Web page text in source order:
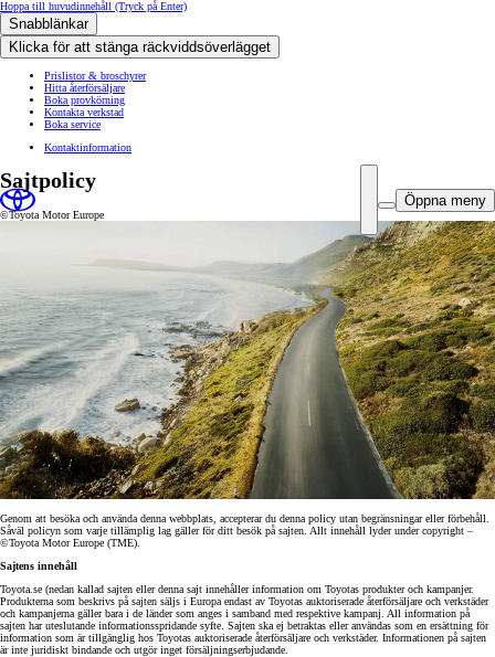
Hoppa till huvudinnehåll (Tryck på Enter)
Snabblänkar
Klicka för att stänga räckviddsöverlägget
Prislistor & broschyrer
Hitta återförsäljare
Boka provkörning
Kontakta verkstad
Boka service
Kontaktinformation
Öppna meny
Sajtpolicy
©Toyota Motor Europe
Genom att besöka och använda denna webbplats, accepterar du denna policy utan begränsningar eller förbehåll.
Såväl policyn som varje tillämplig lag gäller för ditt besök på sajten. Allt innehåll lyder under copyright –
©Toyota Motor Europe (TME).
Sajtens innehåll
Toyota.se (nedan kallad sajten eller denna sajt innehåller information om Toyotas produkter och kampanjer.
Produkterna som beskrivs på sajten säljs i Europa endast av Toyotas auktoriserade återförsäljare och verkstäder
och kampanjerna gäller bara i de länder som anges i samband med respektive kampanj. All information på
sajten har uteslutande informationsspridande syfte. Sajten ska ej betraktas eller användas som en ersättning för
information som är tillgänglig hos Toyotas auktoriserade återförsäljare och verkstäder. Informationen på sajten
är inte juridiskt bindande och utgör inget försäljningserbjudande.